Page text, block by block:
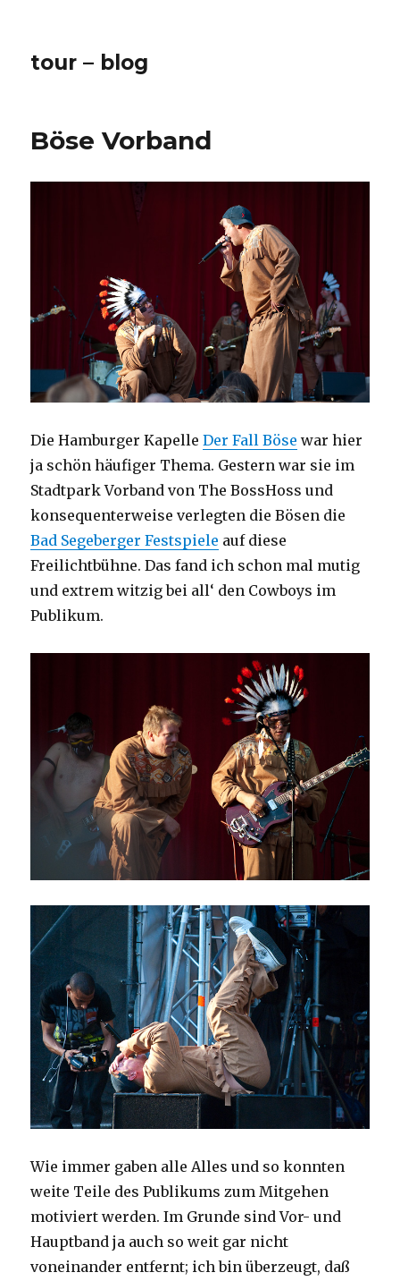
tour – blog
Böse Vorband
Die Hamburger KapelleDer Fall Böse war hier
ja schön häufiger Thema. Gestern war sie im
Stadtpark Vorband von The BossHoss und
konsequenterweise verlegten die Bösen die
Bad Segeberger Festspiele auf diese
Freilichtbühne. Das fand ich schon mal mutig
und extrem witzig bei all‘ den Cowboys im
Publikum.
Wie immer gaben alle Alles und so konnten
weite Teile des Publikums zum Mitgehen
motiviert werden. Im Grunde sind Vor- und
Hauptband ja auch so weit gar nicht
voneinander entfernt; ich bin überzeugt, daß